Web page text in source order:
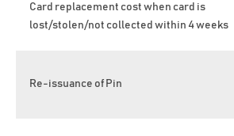
Card replacement cost when card is
lost/stolen/not collected within 4 weeks
Re-issuance of Pin